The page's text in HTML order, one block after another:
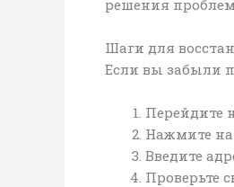
решения
Шаги для
Если вы забыли
Перейдите
Нажмите на
Введите
Проверьте